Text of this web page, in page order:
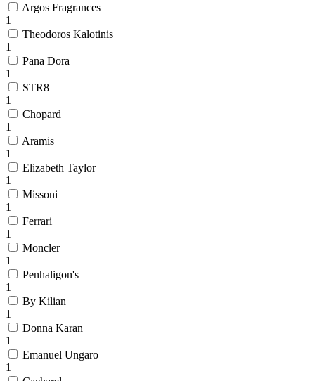
Argos Fragrances
1
Theodoros Kalotinis
1
Pana Dora
1
STR8
1
Chopard
1
Aramis
1
Elizabeth Taylor
1
Missoni
1
Ferrari
1
Moncler
1
Penhaligon's
1
By Kilian
1
Donna Karan
1
Emanuel Ungaro
1